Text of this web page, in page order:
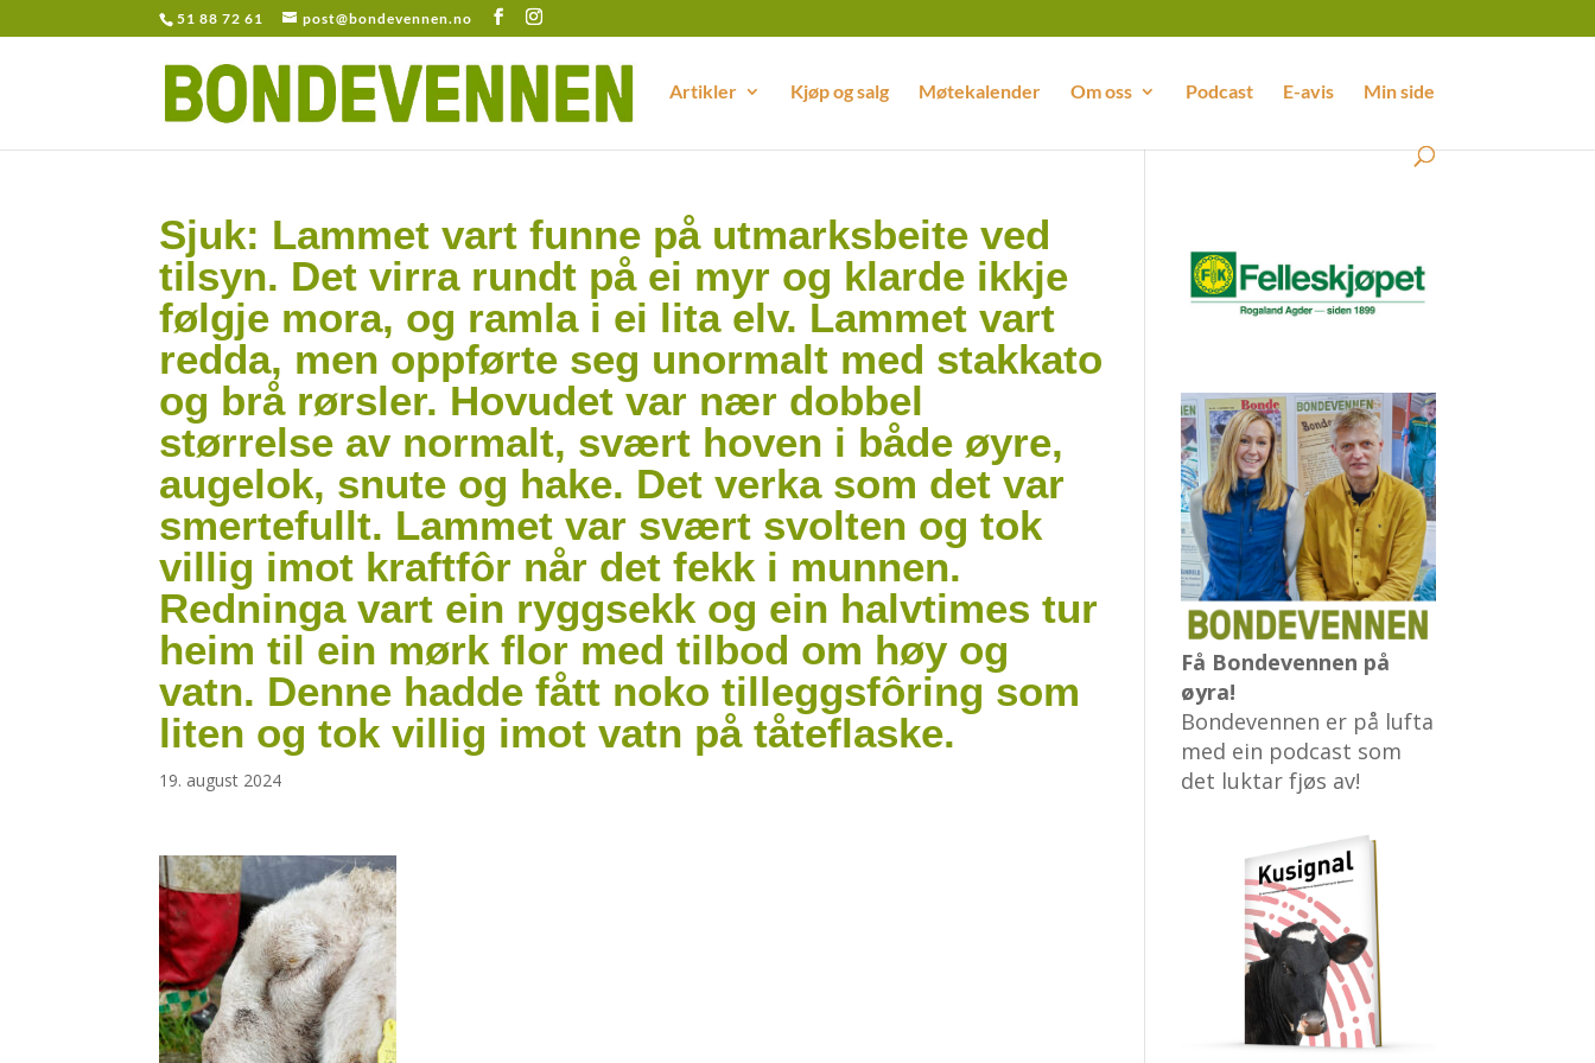
51 88 72 61 post@bondevennen.no
Artikler Kjøp og salg Møtekalender Om oss Podcast E-avis Min side
Sjuk: Lammet vart funne på utmarksbeite ved
tilsyn. Det virra rundt på ei myr og klarde ikkje
følgje mora, og ramla i ei lita elv. Lammet vart
redda, men oppførte seg unormalt med stakkato
og brå rørsler. Hovudet var nær dobbel
størrelse av normalt, svært hoven i både øyre,
augelok, snute og hake. Det verka som det var
smertefullt. Lammet var svært svolten og tok
villig imot kraftfôr når det fekk i munnen.
Redninga vart ein ryggsekk og ein halvtimes tur
heim til ein mørk flor med tilbod om høy og
vatn. Denne hadde fått noko tilleggsfôring som
liten og tok villig imot vatn på tåteflaske.
19. august 2024
Få Bondevennen på
øyra!
Bondevennen er på lufta
med ein podcast som
det luktar fjøs av!